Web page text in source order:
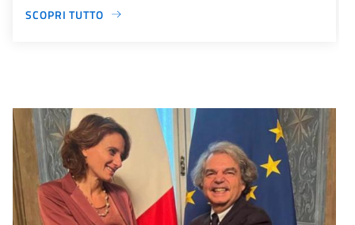
SCOPRI TUTTO